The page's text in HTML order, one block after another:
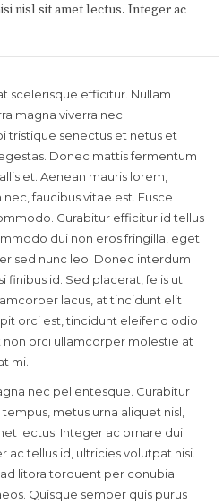
nisl sit amet lectus. Integer ac
scelerisque efficitur. Nullam
magna viverra nec.
tristique senectus et netus et
Donec mattis fermentum
et. Aenean mauris lorem,
faucibus vitae est. Fusce
Curabitur efficitur id tellus
dui non eros fringilla, eget
sed nunc leo. Donec interdum
finibus id. Sed placerat, felis ut
lacus, at tincidunt elit
orci est, tincidunt eleifend odio
orci ullamcorper molestie at
mi.
nec pellentesque. Curabitur
metus urna aliquet nisl,
lectus. Integer ac ornare dui.
ac tellus id, ultricies volutpat nisi.
litora torquent per conubia
Quisque semper quis purus